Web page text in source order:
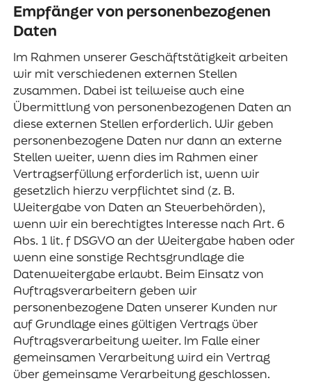
Empfänger von personenbezogenen
Daten
Im Rahmen unserer Geschäftstätigkeit arbeiten
wir mit verschiedenen externen Stellen
zusammen. Dabei ist teilweise auch eine
Übermittlung von personenbezogenen Daten an
diese externen Stellen erforderlich. Wir geben
personenbezogene Daten nur dann an externe
Stellen weiter, wenn dies im Rahmen einer
Vertragserfüllung erforderlich ist, wenn wir
gesetzlich hierzu verpflichtet sind (z. B.
Weitergabe von Daten an Steuerbehörden),
wenn wir ein berechtigtes Interesse nach Art. 6
Abs. 1 lit. f DSGVO an der Weitergabe haben oder
wenn eine sonstige Rechtsgrundlage die
Datenweitergabe erlaubt. Beim Einsatz von
Auftragsverarbeitern geben wir
personenbezogene Daten unserer Kunden nur
auf Grundlage eines gültigen Vertrags über
Auftragsverarbeitung weiter. Im Falle einer
gemeinsamen Verarbeitung wird ein Vertrag
über gemeinsame Verarbeitung geschlossen.